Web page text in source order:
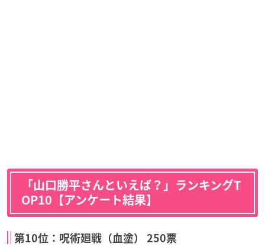
「山口勝平さんといえば？」ランキングT
OP10【アンケート結果】
第10位：呪術廻戦（血塗） 250票